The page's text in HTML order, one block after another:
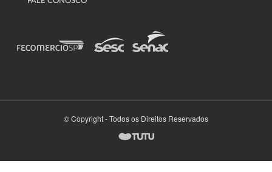
© Copyright - Todos os Direitos Reservados